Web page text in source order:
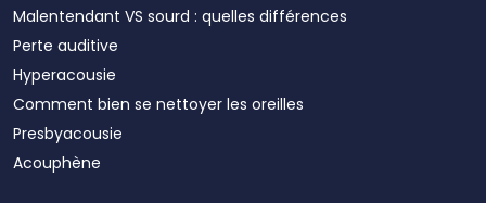
Malentendant VS sourd : quelles différences
Perte auditive
Hyperacousie
Comment bien se nettoyer les oreilles
Presbyacousie
Acouphène